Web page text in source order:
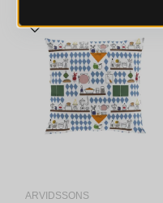
ARVIDSSONS